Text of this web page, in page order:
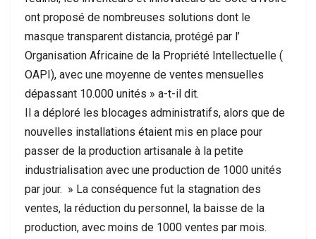
ont proposé de nombreuses solutions dont le
masque transparent distancia, protégé par l’
Organisation Africaine de la Propriété Intellectuelle (
OAPI), avec une moyenne de ventes mensuelles
dépassant 10.000 unités » a-t-il dit.
Il a déploré les blocages administratifs, alors que de
nouvelles installations étaient mis en place pour
passer de la production artisanale à la petite
industrialisation avec une production de 1000 unités
par jour. » La conséquence fut la stagnation des
ventes, la réduction du personnel, la baisse de la
production, avec moins de 1000 ventes par mois.